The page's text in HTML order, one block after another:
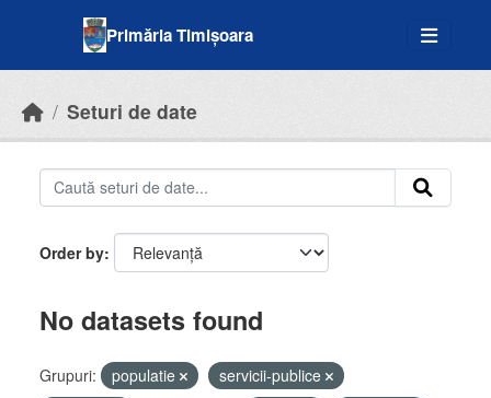
Primăria Timișoara
Seturi de date
Order by
No datasets found
Grupuri: populatie
servicii-publice